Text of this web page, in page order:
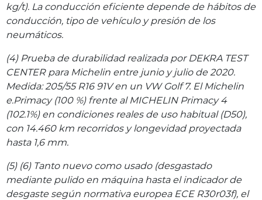
kg/t). La conducción eficiente depende de hábitos de
conducción, tipo de vehículo y presión de los
neumáticos.
(4) Prueba de durabilidad realizada por DEKRA TEST
CENTER para Michelin entre junio y julio de 2020.
Medida: 205/55 R16 91V en un VW Golf 7. El Michelin
e.Primacy (100 %) frente al MICHELIN Primacy 4
(102.1%) en condiciones reales de uso habitual (D50),
con 14.460 km recorridos y longevidad proyectada
hasta 1,6 mm.
(5) (6) Tanto nuevo como usado (desgastado
mediante pulido en máquina hasta el indicador de
desgaste según normativa europea ECE R30r03f), el